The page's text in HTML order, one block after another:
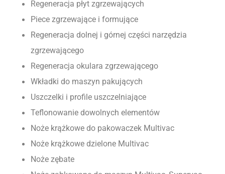
Regeneracja płyt zgrzewających
Piece zgrzewające i formujące
Regeneracja dolnej i górnej części narzędzia
zgrzewającego
Regeneracja okulara zgrzewającego
Wkładki do maszyn pakujących
Uszczelki i profile uszczelniające
Teflonowanie dowolnych elementów
Noże krążkowe do pakowaczek Multivac
Noże krążkowe dzielone Multivac
Noże zębate